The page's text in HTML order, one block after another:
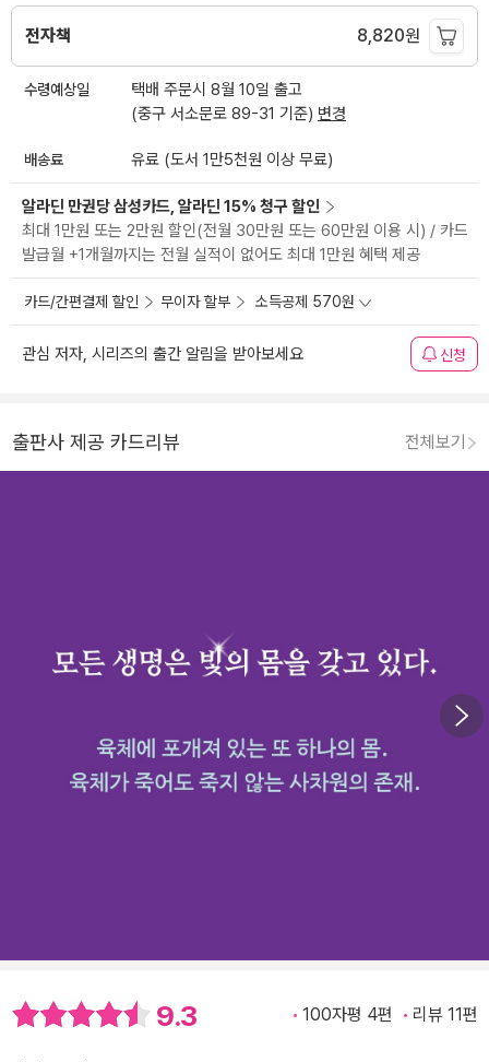
전자책 8,820원
수령예상일
택배 주문시 8월 10일 출고
(중구 서소문로 89-31 기준) 변경
배송료 유료 (도서 1만5천원 이상 무료)
알라딘 만권당 삼성카드, 알라딘 15% 청구 할인
최대 1만원 또는 2만원 할인(전월 30만원 또는 60만원 이용 시) / 카드
발급월 +1개월까지는 전월 실적이 없어도 최대 1만원 혜택 제공
카드/간편결제 할인 무이자 할부 소득공제 570원
관심 저자, 시리즈의 출간 알림을 받아보세요 신청
출판사 제공 카드리뷰 전체보기
9.3 100자평 4편 리뷰 11편